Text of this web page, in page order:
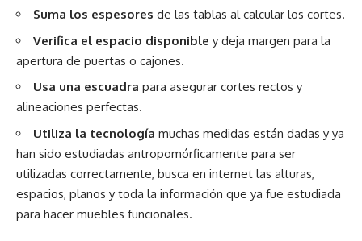
Suma los espesores de las tablas al calcular los cortes.
Verifica el espacio disponible y deja margen para la
apertura de puertas o cajones.
Usa una escuadra para asegurar cortes rectos y
alineaciones perfectas.
Utiliza la tecnología muchas medidas están dadas y ya
han sido estudiadas antropomórficamente para ser
utilizadas correctamente, busca en internet las alturas,
espacios, planos y toda la información que ya fue estudiada
para hacer muebles funcionales.